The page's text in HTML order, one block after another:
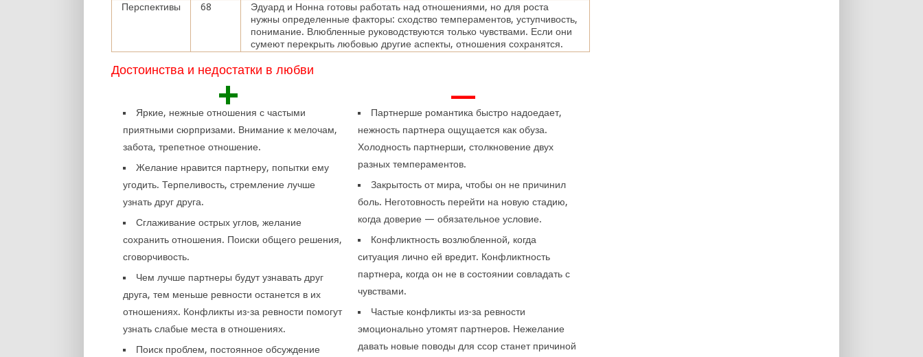
Перспективы
68
Эдуард и Нонна готовы работать над отношениями, но для роста
нужны определенные факторы: сходство темпераментов, уступчивость,
понимание. Влюбленные руководствуются только чувствами. Если они
сумеют перекрыть любовью другие аспекты, отношения сохранятся.
Достоинства и недостатки в любви
+
Яркие, нежные отношения с частыми
приятными сюрпризами. Внимание к мелочам,
забота, трепетное отношение.
Желание нравится партнеру, попытки ему
угодить. Терпеливость, стремление лучше
узнать друг друга.
Сглаживание острых углов, желание
сохранить отношения. Поиски общего решения,
сговорчивость.
Чем лучше партнеры будут узнавать друг
друга, тем меньше ревности останется в их
отношениях. Конфликты из-за ревности помогут
узнать слабые места в отношениях.
Поиск проблем, постоянное обсуждение
—
Партнерше романтика быстро надоедает,
нежность партнера ощущается как обуза.
Холодность партнерши, столкновение двух
разных темпераментов.
Закрытость от мира, чтобы он не причинил
боль. Неготовность перейти на новую стадию,
когда доверие — обязательное условие.
Конфликтность возлюбленной, когда
ситуация лично ей вредит. Конфликтность
партнера, когда он не в состоянии совладать с
чувствами.
Частые конфликты из-за ревности
эмоционально утомят партнеров. Нежелание
давать новые поводы для ссор станет причиной